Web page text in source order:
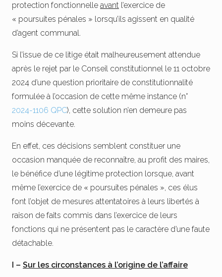
protection fonctionnelle avant l’exercice de
« poursuites pénales » lorsqu’ils agissent en qualité
d’agent communal.
Si l’issue de ce litige était malheureusement attendue
après le rejet par le Conseil constitutionnel le 11 octobre
2024 d’une question prioritaire de constitutionnalité
formulée à l’occasion de cette même instance (n°
2024-1106 QPC), cette solution n’en demeure pas
moins décevante.
En effet, ces décisions semblent constituer une
occasion manquée de reconnaître, au profit des maires,
le bénéfice d’une légitime protection lorsque, avant
même l’exercice de « poursuites pénales », ces élus
font l’objet de mesures attentatoires à leurs libertés à
raison de faits commis dans l’exercice de leurs
fonctions qui ne présentent pas le caractère d’une faute
détachable.
I – Sur les circonstances à l’origine de l’affaire